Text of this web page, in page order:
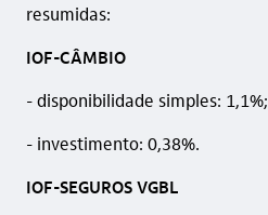
resumidas:
IOF-CÂMBIO
- disponibilidade simples: 1,1%;
- ⁠investimento: 0,38%.
IOF-SEGUROS VGBL